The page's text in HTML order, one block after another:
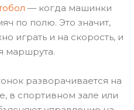
— когда машинки
по полю. Это значит,
играть и на скорость, и
маршрута.
разворачивается на
в спортивном зале или